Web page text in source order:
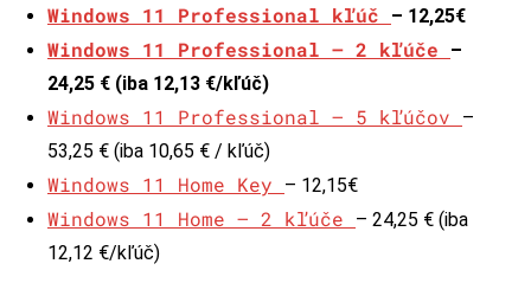
Windows 11 Professional kľúč – 12,25€
Windows 11 Professional – 2 kľúče
–
24,25 € (iba 12,13 €/kľúč)
Windows 11 Professional – 5 kľúčov
–
53,25 € (iba 10,65 € / kľúč)
Windows 11 Home Key – 12,15€
Windows 11 Home – 2 kľúče
– 24,25 € (iba
12,12 €/kľúč)